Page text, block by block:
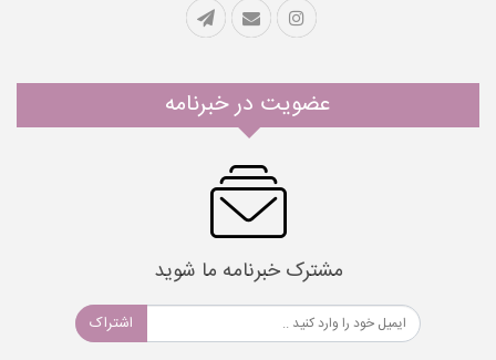
عضویت در خبرنامه
مشترک خبرنامه ما شوید
اشتراک